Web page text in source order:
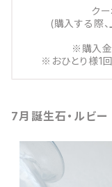
ク
(購入する際
※購入
※おひとり様1
7月誕生石・ルビー